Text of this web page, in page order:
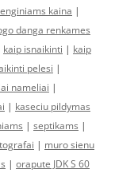
kaina |
danga renkames
kaip isnaikinti | kaip
pelesi |
nameliai |
| kaseciu pildymas
| septikams |
| muro sienu
| orapute JDK S 60